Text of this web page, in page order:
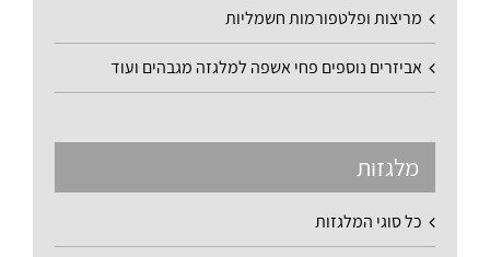
מריצות ופלטפורמות חשמליות
אביזרים נוספים פחי אשפה למלגזה מגבהים ועוד
מלגזות
כל סוגי המלגזות